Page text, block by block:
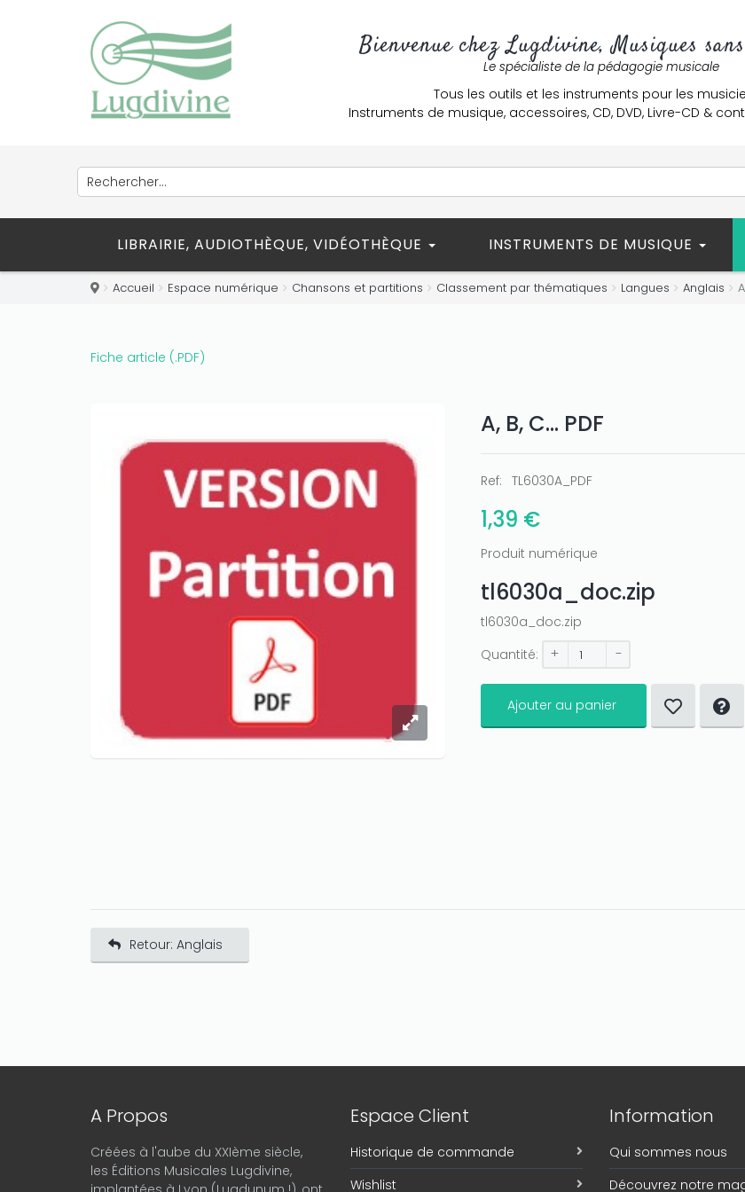
Bienvenue chez Lugdivine, Musiques
Le spécialiste de la pédagogie musicale
Tous les outils et les instruments pour les
Instruments de musique, accessoires, CD, DVD, Livre-CD &
LIBRAIRIE, AUDIOTHÈQUE, VIDÉOTHÈQUE INSTRUMENTS DE MUSIQUE
Accueil Espace numérique Chansons et partitions Classement par thématiques Langues Anglais
Fiche article (.PDF)
A, B, C... PDF
Ref: TL6030A_PDF
1,39 €
Produit numérique
tl6030a_doc.zip
tl6030a_doc.zip
Quantité:
+ -
Ajouter au panier
Retour: Anglais
A Propos
Créées à l'aube du XXIème siècle,
les Éditions Musicales Lugdivine,
Only play atJoo casino
want to win a huge amount on your
credits!
Espace Client
Historique de commande
Wishlist
Information
Qui sommes nous
Découvrez notre